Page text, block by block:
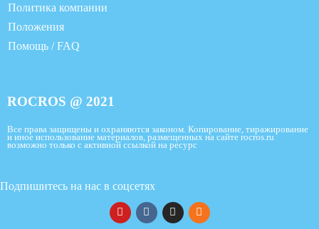
Политика компании
Положения
Помощь / FAQ
ROCROS @ 2021
Все права защищены и охраняются законом. Копирование, тиражирование
и иное использование материалов, размещенных на сайте rocros.ru
возможно только с активной ссылкой на ресурс
Подпишитесь на нас в соцсетях